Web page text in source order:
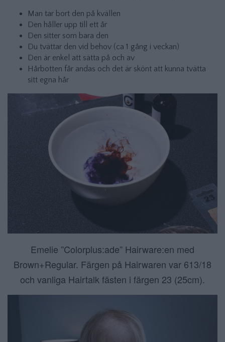
Man tar bort den på kvällen
Den håller upp till ett år
Den sitter som bara den
Du tvättar den vid behov (ca 1 gång i veckan)
Den är enkel att sätta på och av
Hårbotten får andas och det är skönt att kunna tvätta
sitt egna hår
Emelie ”Colorplus:ade” Hairware:en med
Brown+Regular. Färgen på Hairwaren var 613/18
och vanliga Hairtalk fästen i färgen 23 (25cm).